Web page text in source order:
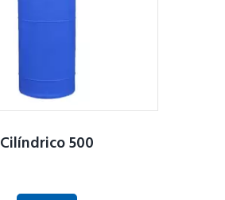
Cilíndrico 500